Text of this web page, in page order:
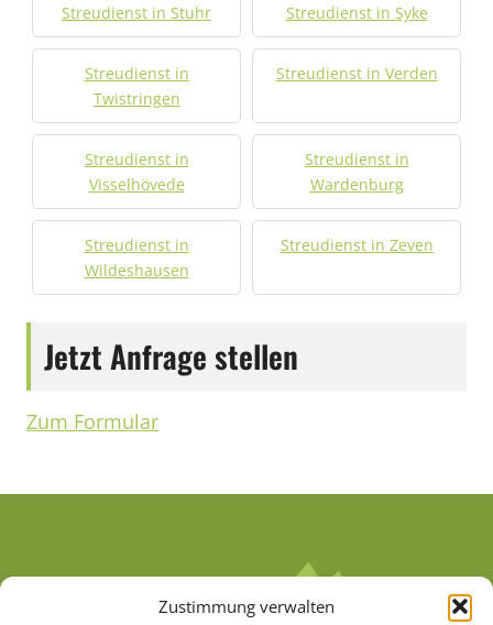
Zustimmung verwalten
Streudienst in Stuhr Streudienst in Syke
Streudienst in
Twistringen
Streudienst in Verden
Streudienst in
Visselhövede
Streudienst in
Wardenburg
Streudienst in
Wildeshausen
Streudienst in Zeven
Jetzt Anfrage stellen
Zum Formular